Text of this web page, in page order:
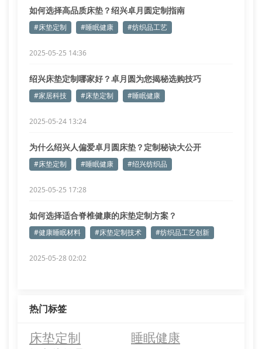
如何选择高品质床垫？绍兴卓月圆定制指南
#床垫定制 #睡眠健康 #纺织品工艺
2025-05-25 14:36
绍兴床垫定制哪家好？卓月圆为您揭秘选购技巧
#家居科技 #床垫定制 #睡眠健康
2025-05-24 13:24
为什么绍兴人偏爱卓月圆床垫？定制秘诀大公开
#床垫定制 #睡眠健康 #绍兴纺织品
2025-05-25 17:28
如何选择适合脊椎健康的床垫定制方案？
#健康睡眠材料 #床垫定制技术 #纺织品工艺创新
2025-05-28 02:02
热门标签
床垫定制 睡眠健康